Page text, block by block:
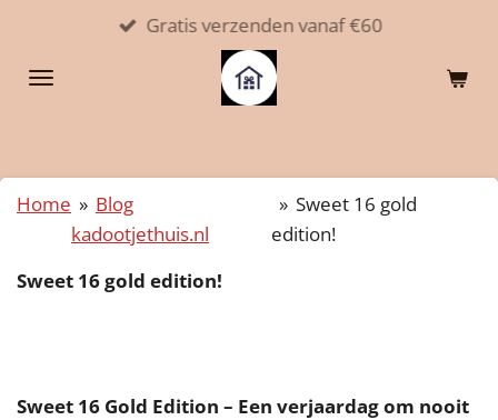
naar
Gratis verzenden vanaf €60
Home » Blog
kadootjethuis.nl
» Sweet 16 gold
edition!
Sweet 16 gold edition!
Sweet 16 Gold Edition – Een verjaardag om nooit